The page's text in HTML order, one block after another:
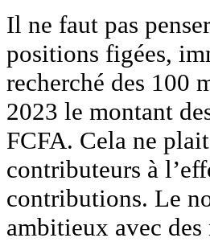
Il ne faut pas
positions figées,
recherché des 100
2023 le montant
FCFA. Cela ne
contributeurs à
contributions. Le
ambitieux avec des